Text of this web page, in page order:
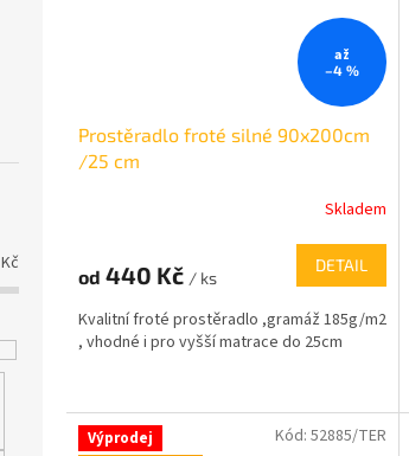
Kč
až
–4 %
Prostěradlo froté silné 90x200cm
/25 cm
Skladem
od 440 Kč / ks
DETAIL
Kvalitní froté prostěradlo ,gramáž 185g/m2
, vhodné i pro vyšší matrace do 25cm
Výprodej
Kód: 52885/TER